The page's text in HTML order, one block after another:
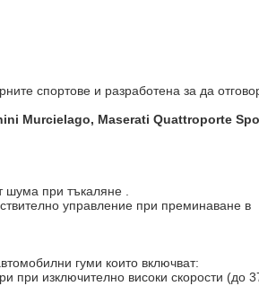
спортове и разработена за да
Murcielago, Maserati Quattroporte
шума при тъкаляне .
управление при преминаване в
гуми които включват:
при изключително високи скорости (до